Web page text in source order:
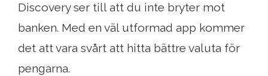
Discovery ser till att du inte bryter mot
banken. Med en väl utformad app kommer
det att vara svårt att hitta bättre valuta för
pengarna.